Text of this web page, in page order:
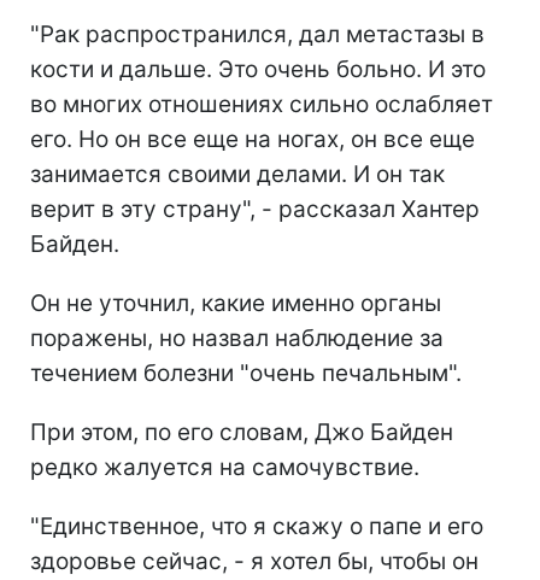
"Рак распространился, дал метастазы в
кости и дальше. Это очень больно. И это
во многих отношениях сильно ослабляет
его. Но он все еще на ногах, он все еще
занимается своими делами. И он так
верит в эту страну", - рассказал Хантер
Байден.
Он не уточнил, какие именно органы
поражены, но назвал наблюдение за
течением болезни "очень печальным".
При этом, по его словам, Джо Байден
редко жалуется на самочувствие.
"Единственное, что я скажу о папе и его
здоровье сейчас, - я хотел бы, чтобы он